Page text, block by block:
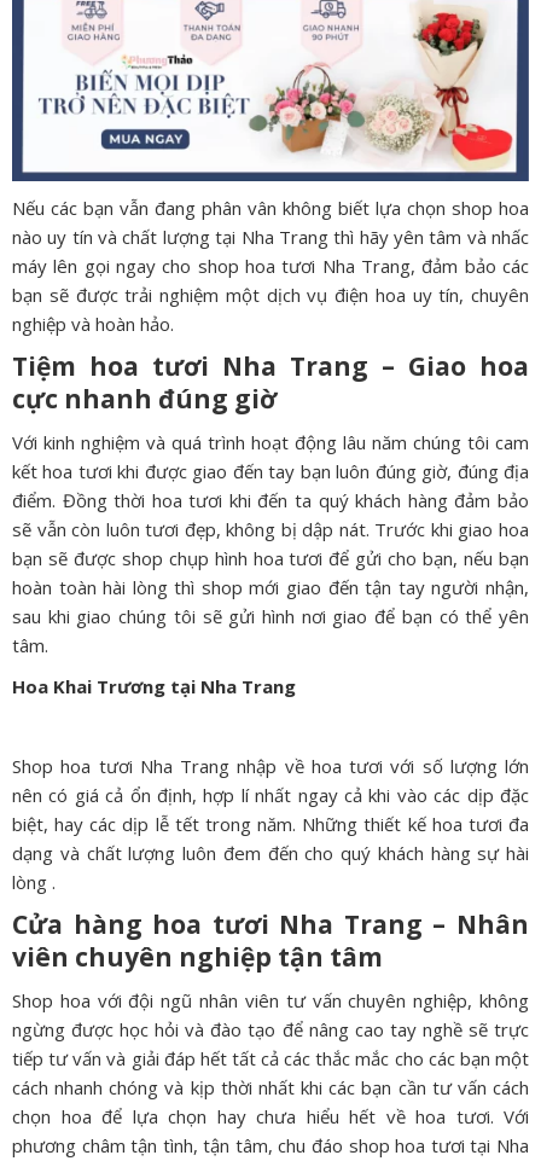
Nếu các bạn vẫn đang phân vân không biết lựa chọn shop hoa
nào uy tín và chất lượng tại Nha Trang thì hãy yên tâm và nhấc
máy lên gọi ngay cho shop hoa tươi Nha Trang, đảm bảo các
bạn sẽ được trải nghiệm một dịch vụ điện hoa uy tín, chuyên
nghiệp và hoàn hảo.
Tiệm hoa tươi Nha Trang – Giao hoa
cực nhanh đúng giờ
Với kinh nghiệm và quá trình hoạt động lâu năm chúng tôi cam
kết hoa tươi khi được giao đến tay bạn luôn đúng giờ, đúng địa
điểm. Đồng thời hoa tươi khi đến ta quý khách hàng đảm bảo
sẽ vẫn còn luôn tươi đẹp, không bị dập nát. Trước khi giao hoa
bạn sẽ được shop chụp hình hoa tươi để gửi cho bạn, nếu bạn
hoàn toàn hài lòng thì shop mới giao đến tận tay người nhận,
sau khi giao chúng tôi sẽ gửi hình nơi giao để bạn có thể yên
tâm.
Hoa Khai Trương tại Nha Trang
Shop hoa tươi Nha Trang nhập về hoa tươi với số lượng lớn
nên có giá cả ổn định, hợp lí nhất ngay cả khi vào các dịp đặc
biệt, hay các dịp lễ tết trong năm. Những thiết kế hoa tươi đa
dạng và chất lượng luôn đem đến cho quý khách hàng sự hài
lòng .
Cửa hàng hoa tươi Nha Trang – Nhân
viên chuyên nghiệp tận tâm
Shop hoa với đội ngũ nhân viên tư vấn chuyên nghiệp, không
ngừng được học hỏi và đào tạo để nâng cao tay nghề sẽ trực
tiếp tư vấn và giải đáp hết tất cả các thắc mắc cho các bạn một
cách nhanh chóng và kịp thời nhất khi các bạn cần tư vấn cách
chọn hoa để lựa chọn hay chưa hiểu hết về hoa tươi. Với
phương châm tận tình, tận tâm, chu đáo shop hoa tươi tại Nha